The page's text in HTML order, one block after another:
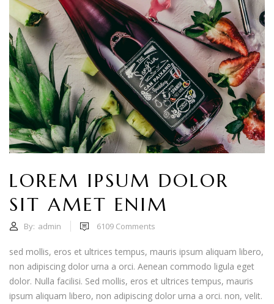
LOREM IPSUM DOLOR
SIT AMET ENIM
By: admin 6109 Comments
sed mollis, eros et ultrices tempus, mauris ipsum aliquam libero,
non adipiscing dolor urna a orci. Aenean commodo ligula eget
dolor. Nulla facilisi. Sed mollis, eros et ultrices tempus, mauris
ipsum aliquam libero, non adipiscing dolor urna a orci. non, velit.